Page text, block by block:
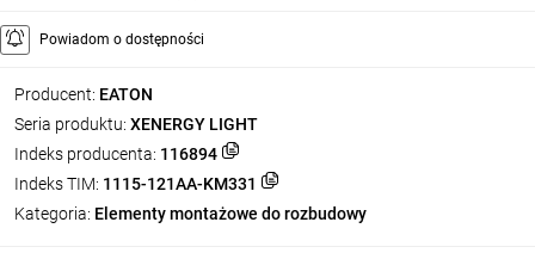
Producent: EATON
Seria produktu: XENERGY LIGHT
Indeks producenta: 116894
Indeks TIM: 1115-121AA-KM331
Kategoria: Elementy montażowe do rozbudowy
Powiadom o dostępności